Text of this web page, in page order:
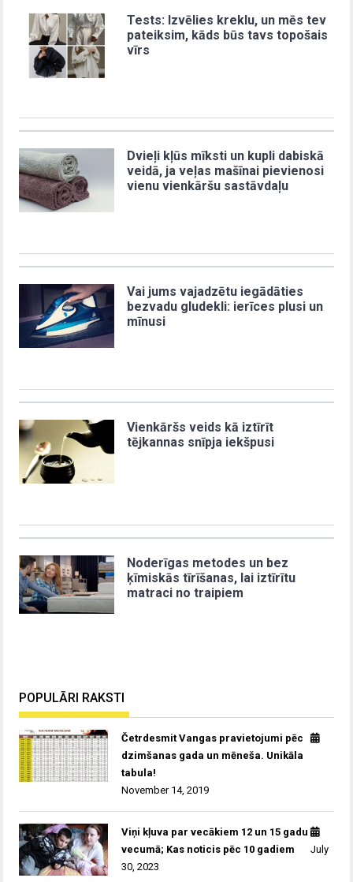
Tests: Izvēlies kreklu, un mēs tev
pateiksim, kāds būs tavs topošais
vīrs
Dvieļi kļūs mīksti un kupli dabiskā
veidā, ja veļas mašīnai pievienosi
vienu vienkāršu sastāvdaļu
Vai jums vajadzētu iegādāties
bezvadu gludekli: ierīces plusi un
mīnusi
Vienkāršs veids kā iztīrīt
tējkannas snīpja iekšpusi
Noderīgas metodes un bez
ķīmiskās tīrīšanas, lai iztīrītu
matraci no traipiem
POPULĀRI RAKSTI
Četrdesmit Vangas pravietojumi pēc
dzimšanas gada un mēneša. Unikāla
tabula!
November 14, 2019
Viņi kļuva par vecākiem 12 un 15 gadu
vecumā; Kas noticis pēc 10 gadiem
July
30, 2023